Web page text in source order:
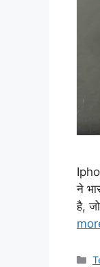
ने
है,